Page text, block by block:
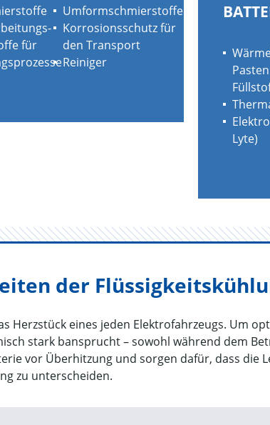
für
Umformschmierstoffe
Korrosionsschutz für
den Transport
Reiniger
Lyte)
der
Herzstück eines jeden Elektrofahrzeugs. Um
stark bansprucht – sowohl während dem
vor Überhitzung und sorgen dafür, dass die
zu unterscheiden.